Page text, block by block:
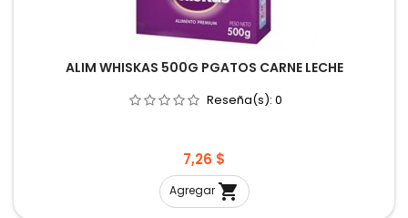
ALIM WHISKAS 500G PGATOS CARNE LECHE
Reseña(s): 0
Precio
7,26 $
Agregar 